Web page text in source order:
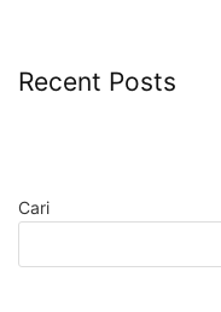
Recent Posts
Cari